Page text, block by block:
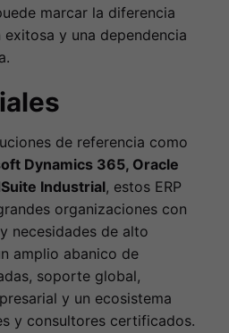
marcar la diferencia
y una dependencia
de referencia como
Dynamics 365, Oracle
Industrial, estos ERP
organizaciones con
necesidades de alto
amplio abanico de
soporte global,
y un ecosistema
y consultores certificados.